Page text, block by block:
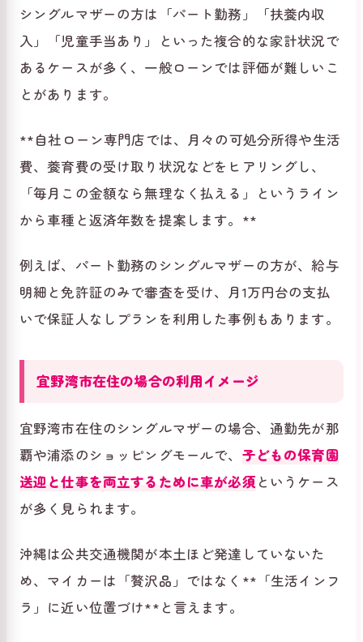
シングルマザーの方は「パート勤務」「扶養内収
入」「児童手当あり」といった複合的な家計状況で
あるケースが多く、一般ローンでは評価が難しいこ
とがあります。
**自社ローン専門店では、月々の可処分所得や生活
費、養育費の受け取り状況などをヒアリングし、
「毎月この金額なら無理なく払える」というライン
から車種と返済年数を提案します。**
例えば、パート勤務のシングルマザーの方が、給与
明細と免許証のみで審査を受け、月1万円台の支払
いで保証人なしプランを利用した事例もあります。
宜野湾市在住の場合の利用イメージ
宜野湾市在住のシングルマザーの場合、通勤先が那
覇や浦添のショッピングモールで、 子どもの保育園
送迎と仕事を両立するために車が必須 というケース
が多く見られます。
沖縄は公共交通機関が本土ほど発達していないた
め、マイカーは「贅沢品」ではなく**「生活インフ
ラ」に近い位置づけ**と言えます。